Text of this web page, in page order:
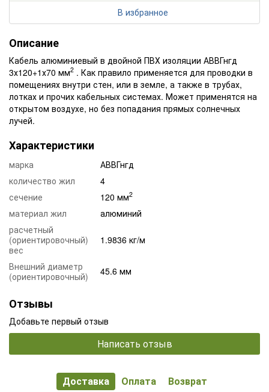
В избранное
Описание
Кабель алюминиевый в двойной ПВХ изоляции АВВГнгд
3х120+1х70 мм2 . Как правило применяется для проводки в
помещениях внутри стен, или в земле, а также в трубах,
лотках и прочих кабельных системах. Может применятся на
открытом воздухе, но без попадания прямых солнечных
лучей.
Характеристики
марка
АВВГнгд
количество жил
4
сечение
120 мм2
материал жил
алюминий
расчетный
(ориентировочный)
вес
1.9836 кг/м
Внешний диаметр
(ориентировочный)
45.6 мм
Отзывы
Добавьте первый отзыв
Написать отзыв
Доставка Оплата Возврат